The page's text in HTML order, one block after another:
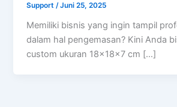
Support/Juni 25, 2025
Memiliki bisnis yang ingin tampil
dalam hal pengemasan? Kini Anda
custom ukuran 18x18x7 cm […]